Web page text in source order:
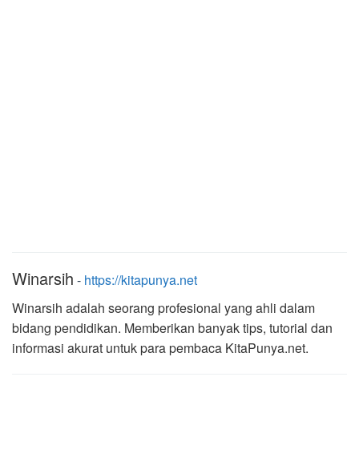
Winarsih - https://kitapunya.net
Winarsih adalah seorang profesional yang ahli dalam
bidang pendidikan. Memberikan banyak tips, tutorial dan
informasi akurat untuk para pembaca KitaPunya.net.